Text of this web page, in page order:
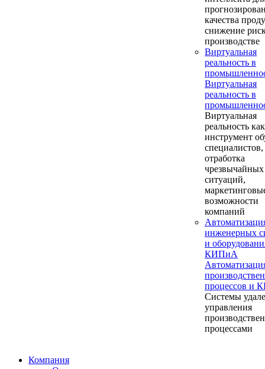
качества
снижение
производстве
Виртуальная
реальность в
Виртуальная
реальность в
Виртуальная
реальность как
инструмент
специалистов,
отработка
чрезвычайных
ситуаций,
возможности
компаний
инженерных
и
КИПиА
процессов и
Системы
управления
процессами
Компания